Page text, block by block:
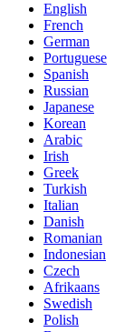
English
French
German
Portuguese
Spanish
Russian
Japanese
Korean
Arabic
Irish
Greek
Turkish
Italian
Danish
Romanian
Indonesian
Czech
Afrikaans
Swedish
Polish